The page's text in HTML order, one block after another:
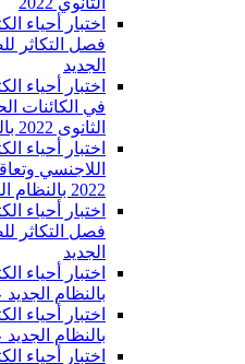
اختبار أحياء
الجديد
اختبار أحياء
في الكائنات
الثانوى 2022 بالنظام الجديد
اختبار أحياء
اللاجنسي
2022 بالنظام الجديد
اختبار أحياء
الجديد
بالنظام
بالنظام